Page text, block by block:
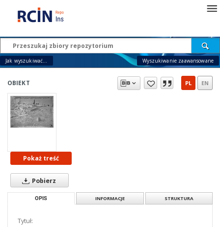
Jak wyszukiwać... Wyszukiwanie zaawansowane
OBIEKT PL EN
Pokaż treść
Pobierz
OPIS INFORMACJE STRUKTURA
Tytuł: